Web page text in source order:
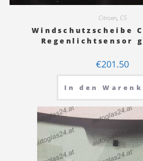
Citroen, C5
Windschutzscheibe
Regenlichtsensor
€201.50
In den